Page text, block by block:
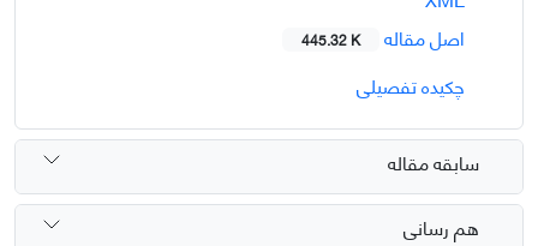
اصل مقاله
445.32 K
چکیده تفصیلی
سابقه مقاله
هم رسانی